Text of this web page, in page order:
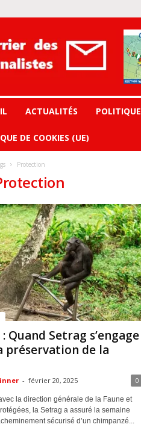
ACTUALITÉS POLITIQUE
DE COOKIES (UE)
Protection
Quand Setrag s’engage
préservation de la
- février 20, 2025 0
la direction générale de la Faune et
la Setrag a assuré la semaine
sécurisé d’un chimpanzé...